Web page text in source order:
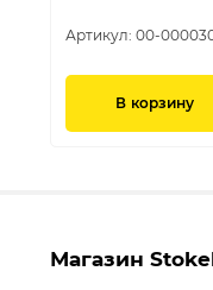
Артикул: 00-
В корзину
Магазин